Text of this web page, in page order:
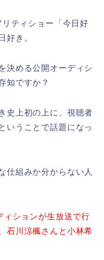
ティショー「今日好
好き。
決める公開オーディシ
知ですか？
史上初の上に、視聴者
いうことで話題になっ
仕組みか分からない人
ィションが生放送で行
石川涼楓さんと小林希